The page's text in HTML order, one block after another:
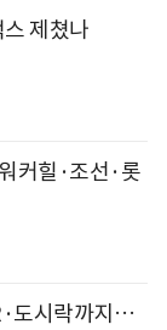
제쳤나
커힐·조선·롯
도시락까지…